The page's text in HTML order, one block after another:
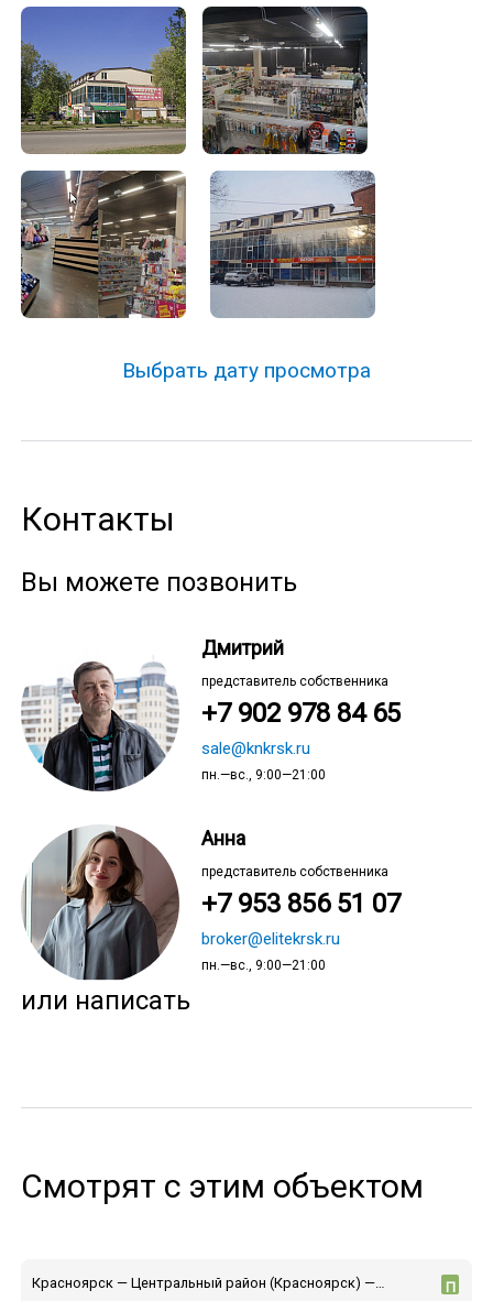
Выбрать дату просмотра
Контакты
Вы можете позвонить
Дмитрий
представитель собственника
+7 902 978 84 65
sale@knkrsk.ru
пн.—вс., 9:00—21:00
Анна
представитель собственника
+7 953 856 51 07
broker@elitekrsk.ru
пн.—вс., 9:00—21:00
или написать
Смотрят с этим объектом
Красноярск — Центральный район (Красноярск) — пр-т Мира П